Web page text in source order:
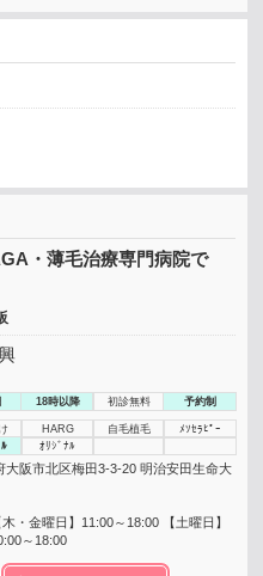
・薄毛治療専門病院で
18時以降 初診無料 予約制
HARG 自毛植毛
ﾒｿｾﾗﾋﾟｰ
ｵﾘｼﾞﾅﾙ
阪市北区梅田3-3-20 明治安田生命大
・金曜日】11:00～18:00 【土曜日】
～18:00